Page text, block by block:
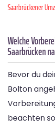
Saarbrückener
Welche
Saarbrücken
Bevor du
Bolton
beachten